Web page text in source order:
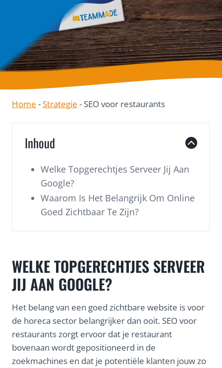
Home -Strategie - SEO voor restaurants
Inhoud
Welke Topgerechtjes Serveer Jij Aan
Google?
Waarom Is Het Belangrijk Om Online
Goed Zichtbaar Te Zijn?
WELKE TOPGERECHTJES SERVEER
JIJ AAN GOOGLE?
Het belang van een goed zichtbare website is voor
de horeca sector belangrijker dan ooit. SEO voor
restaurants zorgt ervoor dat je restaurant
bovenaan wordt gepositioneerd in de
zoekmachines en dat je potentiële klanten jouw zo